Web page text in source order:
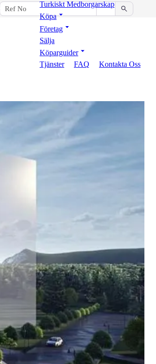
Turkiskt Medborgarskap
Köpa
Företag
Sälja
Köparguider
Tjänster
FAQ Kontakta Oss